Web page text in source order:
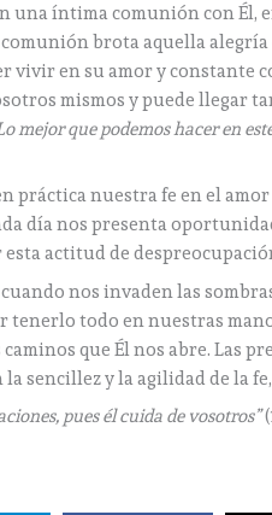
íntima comunión con Él,
brota aquella
vivir en su amor y constante
mismos y puede llegar
mejor que podemos hacer en
práctica nuestra fe en el
día nos presenta
actitud de
nos invaden las
tenerlo todo en nuestras
que Él nos abre. Las
sencillez y la agilidad de la
pues él cuida de vosotros”